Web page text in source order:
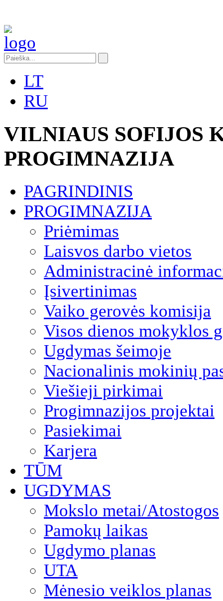
LT
RU
VILNIAUS SOFIJOS
PROGIMNAZIJA
PAGRINDINIS
PROGIMNAZIJA
Priėmimas
Laisvos darbo vietos
Administracinė
Įsivertinimas
Vaiko gerovės komisija
Visos dienos mokyklos
Ugdymas šeimoje
Nacionalinis mokinių
Viešieji pirkimai
Progimnazijos projektai
Pasiekimai
Karjera
TŪM
UGDYMAS
Mokslo metai/Atostogos
Pamokų laikas
Ugdymo planas
UTA
Mėnesio veiklos planas